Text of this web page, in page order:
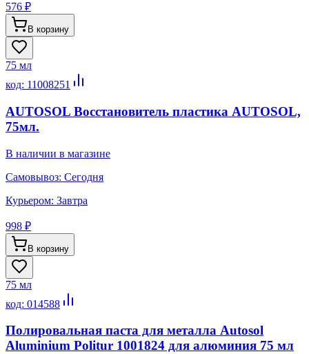
576 ₽
В корзину
75 мл
код: 11008251
AUTOSOL Восстановитель пластика AUTOSOL,
75мл.
В наличии в магазине
Самовывоз: Сегодня
Курьером: Завтра
998 ₽
В корзину
75 мл
код: 014588
Полировальная паста для металла Autosol
Aluminium Politur 1001824 для алюминия 75 мл